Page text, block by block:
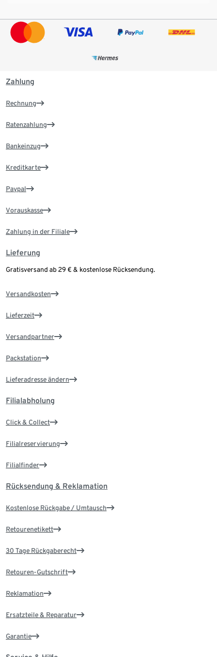
Zahlung
Rechnung
Ratenzahlung
Bankeinzug
Kreditkarte
Paypal
Vorauskasse
Zahlung in der Filiale
Lieferung
Gratisversand ab 29 € & kostenlose Rücksendung.
Versandkosten
Lieferzeit
Versandpartner
Packstation
Lieferadresse ändern
Filialabholung
Click & Collect
Filialreservierung
Filialfinder
Rücksendung & Reklamation
Kostenlose Rückgabe / Umtausch
Retourenetikett
30 Tage Rückgaberecht
Retouren-Gutschrift
Reklamation
Ersatzteile & Reparatur
Garantie